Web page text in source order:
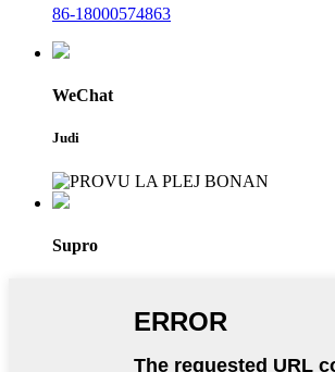
86-18000574863
WeChat
Judi
Supro